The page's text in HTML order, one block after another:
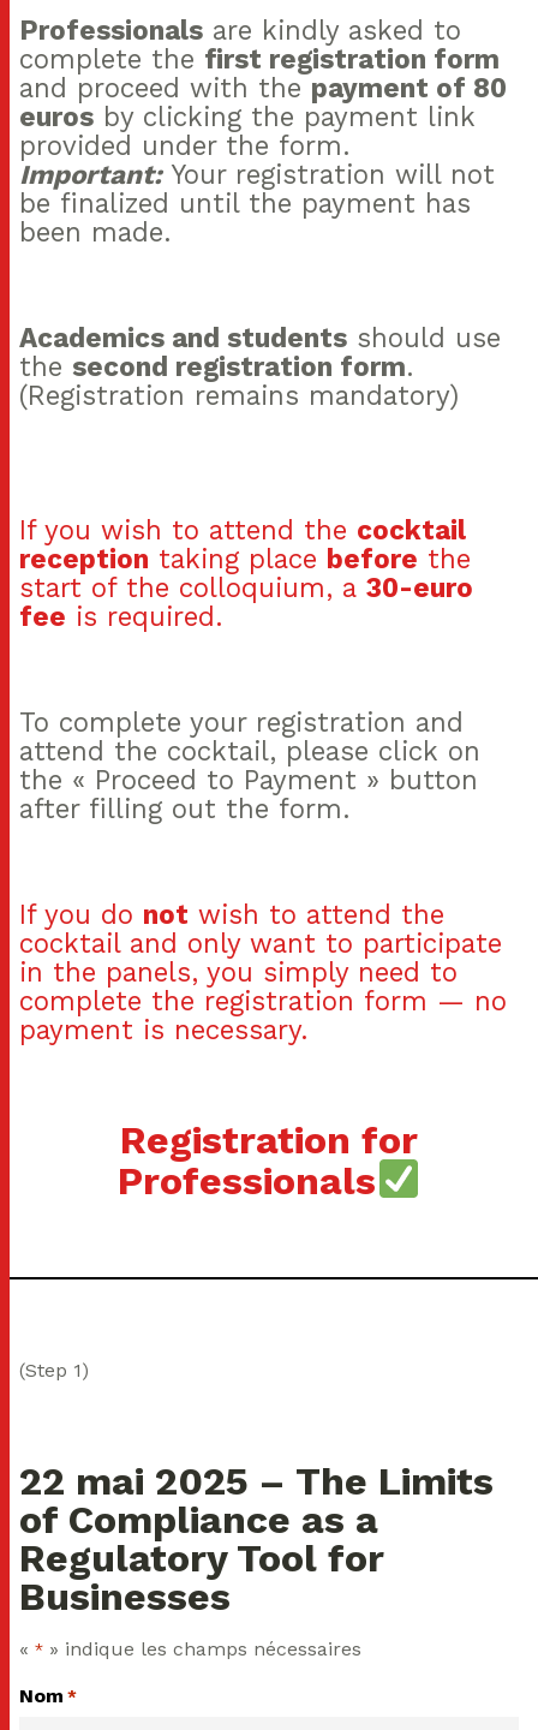
Professionals are kindly asked to
complete the first registration form
and proceed with the payment of 80
euros by clicking the payment link
provided under the form.
Important:Your registration will not
be finalized until the payment has
been made.
Academics and students should use
the second registration form.
(Registration remains mandatory)
If you wish to attend the cocktail
reception taking place before the
start of the colloquium, a 30-euro
fee is required.
To complete your registration and
attend the cocktail, please click on
the « Proceed to Payment » button
after filling out the form.
If you do not wish to attend the
cocktail and only want to participate
in the panels, you simply need to
complete the registration form — no
payment is necessary.
Registration for
Professionals
(Step 1)
22 mai 2025 – The Limits
of Compliance as a
Regulatory Tool for
Businesses
« * » indique les champs nécessaires
Nom *